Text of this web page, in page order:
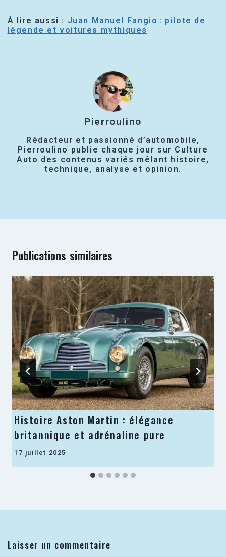
À lire aussi : Juan Manuel Fangio : pilote de
légende et voitures mythiques
Pierroulino
Rédacteur et passionné d’automobile,
Pierroulino publie chaque jour sur Culture
Auto des contenus variés mêlant histoire,
technique, analyse et opinion.
Publications similaires
Histoire Aston Martin : élégance
britannique et adrénaline pure
17 juillet 2025
Laisser un commentaire